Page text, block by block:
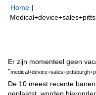
Home |
Er zijn momenteel geen
"
De 10 meest recente